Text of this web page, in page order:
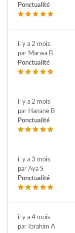
Ponctualité
il y a 2 mois
par Marwa B
Ponctualité
il y a 2 mois
par Hanane B
Ponctualité
il y a 3 mois
par Aya S
Ponctualité
il y a 4 mois
par Ibrahim A